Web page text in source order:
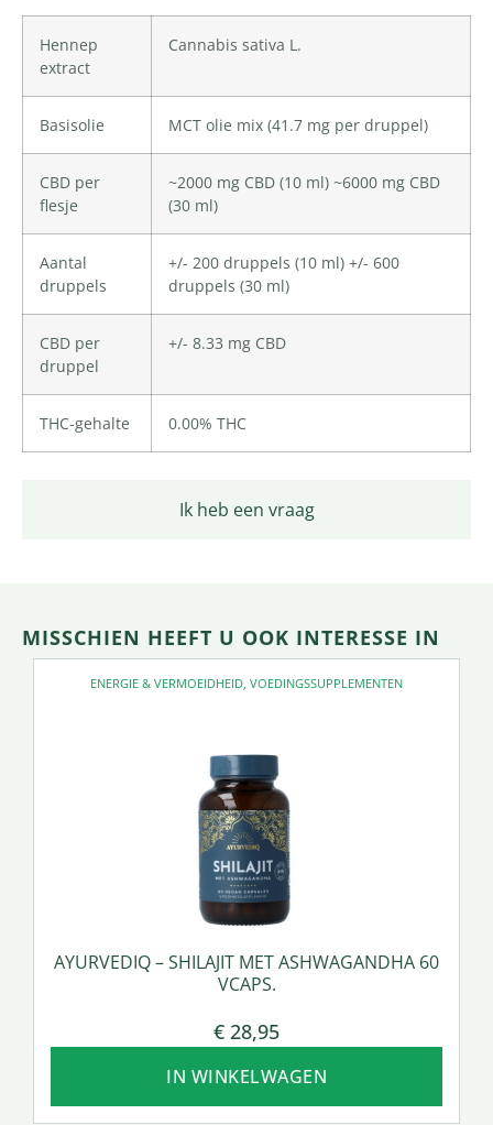
Ik heb een vraag
Hennep
extract
Cannabis sativa L.
Basisolie MCT olie mix (41.7 mg per druppel)
CBD per
flesje
~2000 mg CBD (10 ml) ~6000 mg CBD
(30 ml)
Aantal
druppels
+/- 200 druppels (10 ml) +/- 600
druppels (30 ml)
CBD per
druppel
+/- 8.33 mg CBD
THC-gehalte 0.00% THC
MISSCHIEN HEEFT U OOK INTERESSE IN
ENERGIE & VERMOEIDHEID VOEDINGSSUPPLEMENTEN
AYURVEDIQ – SHILAJIT MET ASHWAGANDHA 60
VCAPS.
€ 28,95
IN WINKELWAGEN